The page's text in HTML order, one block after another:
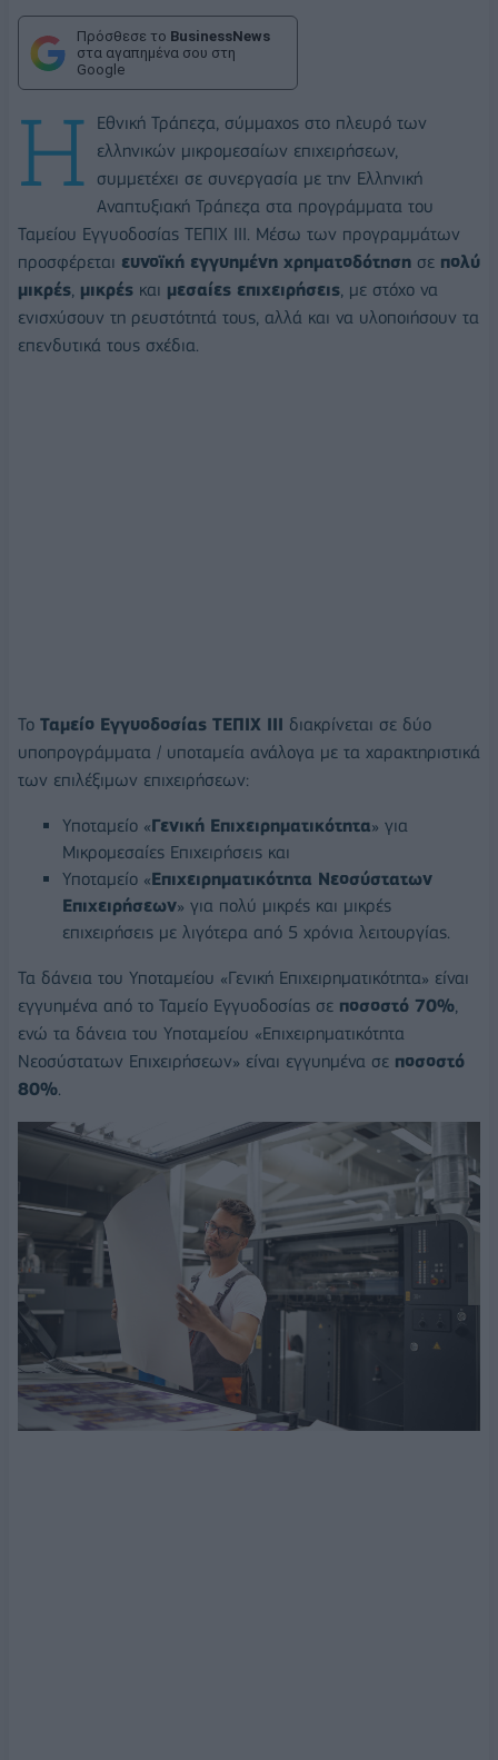
Πρόσθεσε το BusinessNews
στα αγαπημένα σου στη
Google
Η
Εθνική Τράπεζα, σύμμαχος στο πλευρό των
ελληνικών μικρομεσαίων επιχειρήσεων,
συμμετέχει σε συνεργασία με την Ελληνική
Αναπτυξιακή Τράπεζα στα προγράμματα του
Ταμείου Εγγυοδοσίας ΤΕΠΙΧ ΙΙΙ. Μέσω των προγραμμάτων
προσφέρεται ευνοϊκή εγγυημένη χρηματοδότηση σε πολύ
μικρές, μικρές και μεσαίες επιχειρήσεις, με στόχο να
ενισχύσουν τη ρευστότητά τους, αλλά και να υλοποιήσουν τα
επενδυτικά τους σχέδια.
Το Ταμείο Εγγυοδοσίας ΤΕΠΙΧ ΙΙΙ διακρίνεται σε δύο
υποπρογράμματα / υποταμεία ανάλογα με τα χαρακτηριστικά
των επιλέξιμων επιχειρήσεων:
Υποταμείο «Γενική Επιχειρηματικότητα» για
Μικρομεσαίες Επιχειρήσεις και
Υποταμείο «Επιχειρηματικότητα Νεοσύστατων
Επιχειρήσεων» για πολύ μικρές και μικρές
επιχειρήσεις με λιγότερα από 5 χρόνια λειτουργίας.
Τα δάνεια του Υποταμείου «Γενική Επιχειρηματικότητα» είναι
εγγυημένα από το Ταμείο Εγγυοδοσίας σε ποσοστό 70%,
ενώ τα δάνεια του Υποταμείου «Επιχειρηματικότητα
Νεοσύστατων Επιχειρήσεων» είναι εγγυημένα σε ποσοστό
80%.